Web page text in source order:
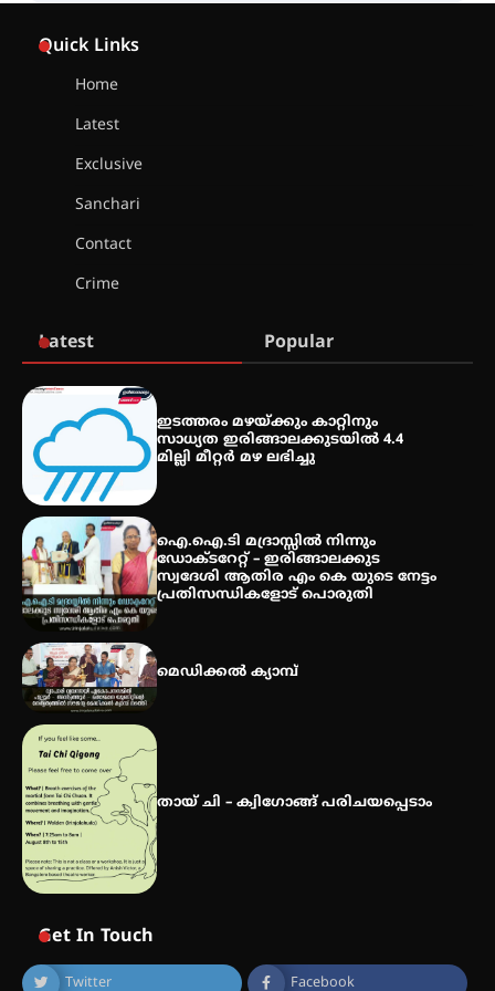
Quick Links
Home
Latest
Exclusive
Sanchari
Contact
Crime
Latest Popular
ഇടത്തരം മഴയ്ക്കും കാറ്റിനും
സാധ്യത ഇരിങ്ങാലക്കുടയിൽ 4.4
മില്ലി മീറ്റർ മഴ ലഭിച്ചു
ഐ.ഐ.ടി മദ്രാസ്സിൽ നിന്നും
ഡോക്ടറേറ്റ് – ഇരിങ്ങാലക്കുട
സ്വദേശി ആതിര എം കെ യുടെ നേട്ടം
പ്രതിസന്ധികളോട് പൊരുതി
മെഡിക്കൽ ക്യാമ്പ്
തായ് ചി – ക്വിഗോങ്ങ് പരിചയപ്പെടാം
Get In Touch
Twitter Facebook